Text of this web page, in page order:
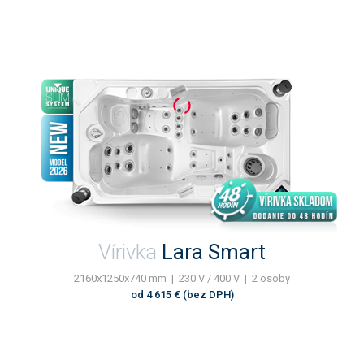
Vírivka Lara Smart
2160x1250x740 mm | 230 V / 400 V | 2 osoby
od 4 615 € (bez DPH)